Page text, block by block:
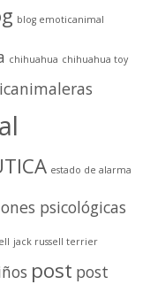
blog emoticanimal
chihuahua chihuahua toy
estado de alarma
psicológicas
jack russell terrier
post post